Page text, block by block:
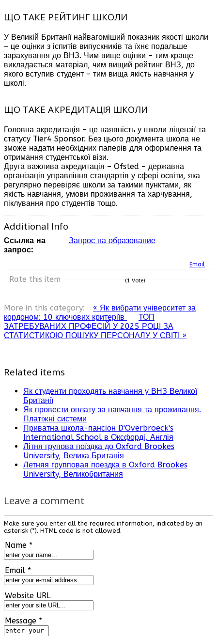
ЩО ТАКЕ РЕЙТИНГ ШКОЛИ
У Великій Британії найвагоміший показник якості школи
– це оцінки з іспитів випускників та їхнє подальше
зарахування до ВНЗ. Чим вище оцінки – тим краще
викладається матеріал, чим вищий рейтинг ВНЗ, до
якого вступив студент – тим вища якість навчання у
школі.
ЩО ТАКЕ АКРЕДИТАЦІЯ ШКОЛИ
Головна акредитація – це наявність у школи ліцензії та
статусу Tier4 Sponsor. Без цього документа школа не
зможе надати необхідних паперів для оформлення та
отримання студентської візи.
Друга важлива акредитація – Ofsted – державна
організація управління стандартів у сфері освіти, яка
регулярно перевіряє школи за такими пунктами, як
якість навчання, умови проживання та харчування,
піклування про студентів тощо.
Additional Info
Ссылка на
запрос:
Запрос на образование
Email
Rate this item (1 Vote)
More in this category:
« Як вибрати університет за
кордоном: 10 ключових критеріїв
ТОП
ЗАТРЕБУВАНИХ ПРОФЕСІЙ У 2025 РОЦІ ЗА
СТАТИСТИКОЮ ПОШУКУ ПЕРСОНАЛУ У СВІТІ »
Related items
Як студенти проходять навчання у ВНЗ Великої
Британії
Як провести оплату за навчання та проживання.
Платіжні системи
Приватна школа-пансіон D'Overbroeck's
International School в Оксфорді, Англія
Літня групова поїздка до Oxford Brookes
University, Велика Британія
Летняя групповая поездка в Oxford Brookes
University, Великобритания
Leave a comment
Make sure you enter all the required information, indicated by an
asterisk (*). HTML code is not allowed.
Name *
Email *
Website URL
Message *